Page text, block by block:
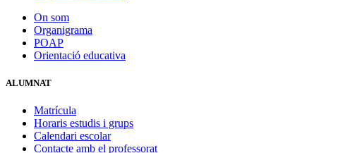
On som
Organigrama
POAP
Orientació educativa
ALUMNAT
Matrícula
Horaris estudis i grups
Calendari escolar
Contacte amb el professorat